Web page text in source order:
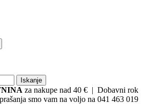
Iskanje
za nakupe nad 40 € | Dobavni rok
smo vam na voljo na 041 463 019